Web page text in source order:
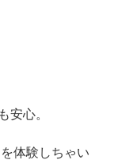
安心。
体験しちゃい